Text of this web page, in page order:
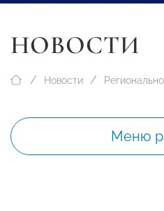
НОВОСТИ
Новости
Меню